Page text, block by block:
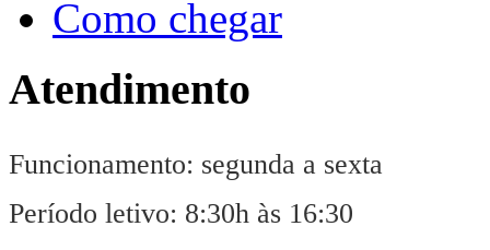
Como chegar
Atendimento
Funcionamento: segunda a sexta
Período letivo: 8:30h às 16:30